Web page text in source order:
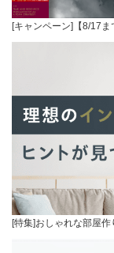
[キャンペーン]【8/17
[特集]おしゃれな部屋